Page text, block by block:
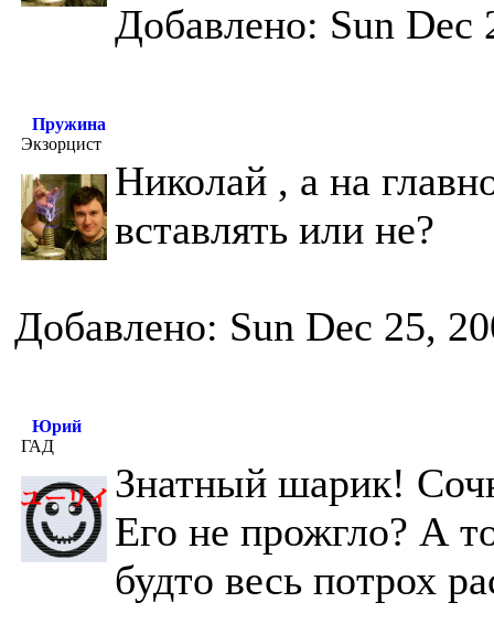
Добавлено: Sun Dec
Пружина
Экзорцист
Николай , а на
вставлять или не?
Добавлено: Sun Dec 25,
Юрий
ГАД
Знатный шарик!
Его не прожгло? А
будто весь потрох